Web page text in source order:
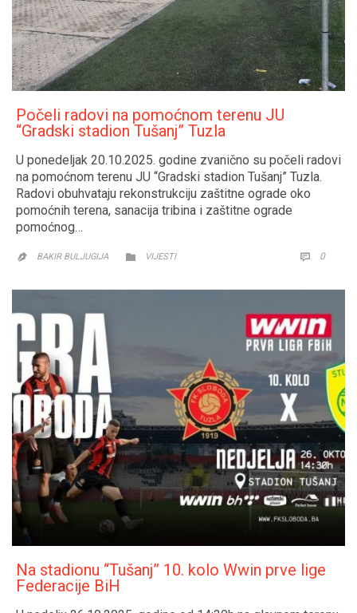
Počeli radovi na pomoćnom terenu JU
“Gradski stadion Tušanj” Tuzla
U ponedeljak 20.10.2025. godine zvanično su počeli radovi
na pomoćnom terenu JU “Gradski stadion Tušanj” Tuzla.
Radovi obuhvataju rekonstrukciju zaštitne ograde oko
pomoćnih terena, sanacija tribina i zaštitne ograde
pomoćnog…
 BAKIR BULJUGIJA  CATEGORY
VIJESTI  0
Na stadionu “Tušanj” 10. kolo Wwin prve lige
Federacije BiH